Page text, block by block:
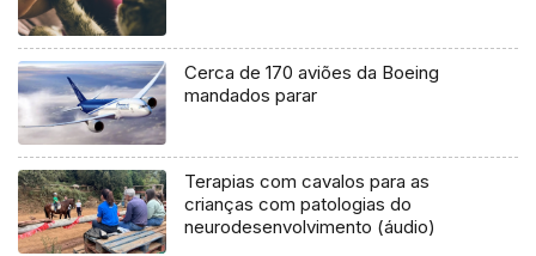
Cerca de 170 aviões da Boeing
mandados parar
Terapias com cavalos para as
crianças com patologias do
neurodesenvolvimento (áudio)